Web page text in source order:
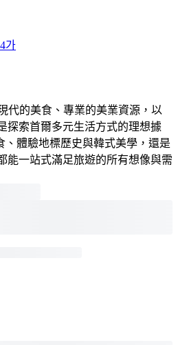
가
代的美食、專業的美業資源，以
探索首爾多元生活方式的理想據
、體驗地標歷史與韓式美學，還是
能一站式滿足旅遊的所有想像與需